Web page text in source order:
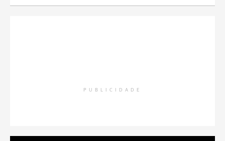
PUBLICIDADE